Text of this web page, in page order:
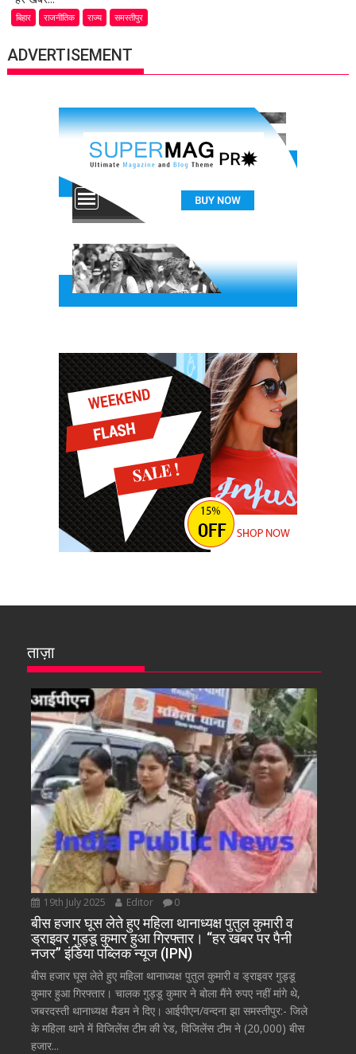
बिहार राजनीतिक राज्य समस्तीपुर
ADVERTISEMENT
ताज़ा
19th July 2025 Editor 0
बीस हजार घूस लेते हुए महिला थानाध्यक्ष पुतुल कुमारी व
ड्राइवर गुड्डू कुमार हुआ गिरफ्तार। “हर खबर पर पैनी
नजर” इंडिया पब्लिक न्यूज (IPN)
बीस हजार घूस लेते हुए महिला थानाध्यक्ष पुतुल कुमारी व ड्राइवर गुड्डू
कुमार हुआ गिरफ्तार। चालक गुड्डू कुमार ने बोला मैंने रुपए नहीं मांगे थे,
जबरदस्ती थानाध्यक्ष मैडम ने दिए। आईपीएन/वन्दना झा समस्तीपुर:- जिले
के महिला थाने में विजिलेंस टीम की रेड, विजिलेंस टीम ने (20,000) बीस
हजार...